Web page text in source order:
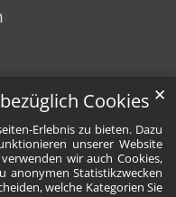
Cookies
Erlebnis zu bieten. Dazu
unserer Website
wir auch Cookies,
anonymen Statistikzwecken
welche Kategorien Sie
✕